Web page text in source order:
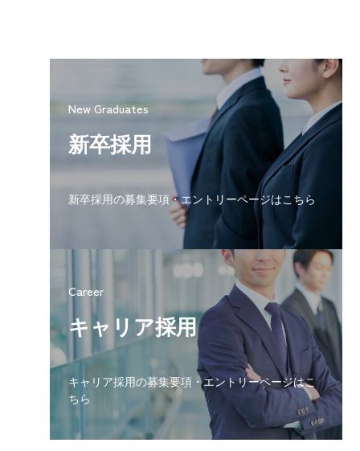
New Graduates
新卒採用
新卒採用の募集要項・エントリーページはこちら
Career
キャリア採用
キャリア採用の募集要項・エントリーページはこ
ちら